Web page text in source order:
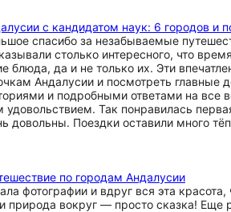
с кандидатом наук: 6 городов и
спасибо за незабываемые
столько интересного, что
блюда, да и не только их. Эти
Андалусии и посмотреть
и подробными ответами на все
Так понравилась
довольны. Поездки оставили много
по городам Андалусии
фотографии и вдруг вся эта
природа вокруг — просто сказка! Еще